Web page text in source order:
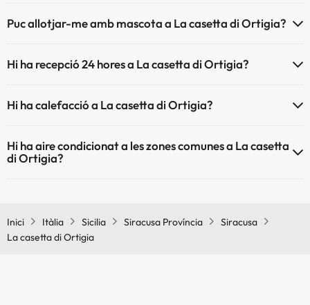
Puc allotjar-me amb mascota a La casetta di Ortigia?
Hi ha recepció 24 hores a La casetta di Ortigia?
Hi ha calefacció a La casetta di Ortigia?
Hi ha aire condicionat a les zones comunes a La casetta
di Ortigia?
Inici Itàlia Sicilia Siracusa Província
Siracusa
La casetta di Ortigia